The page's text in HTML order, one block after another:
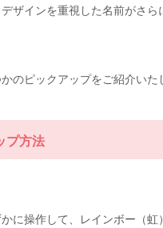
ザインを重視した名前がさら
のピックアップをご紹介いた
プ方法
に操作して、レインボー（虹